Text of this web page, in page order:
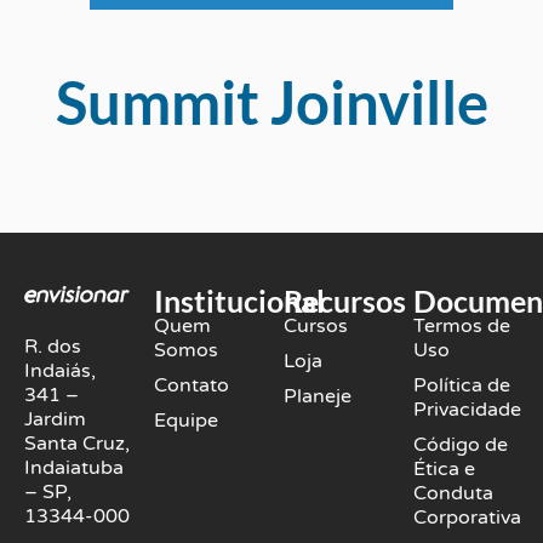
Summit Joinville
R. dos
Indaiás,
341 –
Jardim
Santa Cruz,
Indaiatuba
– SP,
13344-000
Institucional
Quem
Somos
Contato
Equipe
Recursos
Cursos
Loja
Planeje
Termos de
Uso
Política de
Privacidade
Código de
Ética e
Conduta
Corporativa